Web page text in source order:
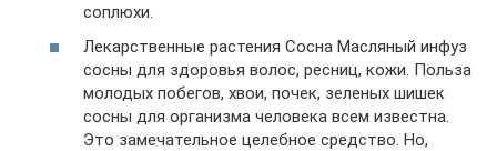
соплюхи.
Лекарственные растения Сосна Масляный инфуз
сосны для здоровья волос, ресниц, кожи. Польза
молодых побегов, хвои, почек, зеленых шишек
сосны для организма человека всем известна.
Это замечательное целебное средство. Но,